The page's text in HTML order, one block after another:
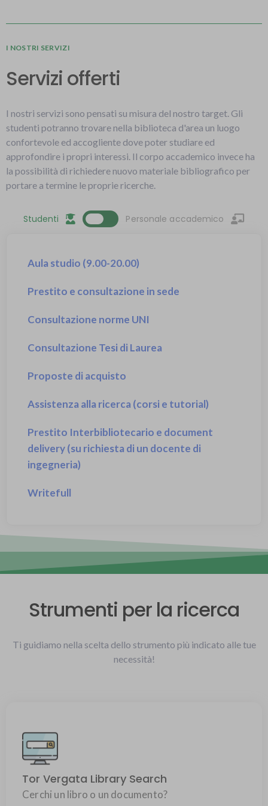
I NOSTRI SERVIZI
Servizi offerti
I nostri servizi sono pensati su misura del nostro target. Gli
studenti potranno trovare nella biblioteca d'area un luogo
confortevole ed accogliente dove poter studiare ed
approfondire i propri interessi. Il corpo accademico invece ha
la possibilità di richiedere nuovo materiale bibliografico per
portare a termine le proprie ricerche.
Studenti Personale accademico
Aula studio (9.00-20.00)
Prestito e consultazione in sede
Consultazione norme UNI
Consultazione Tesi di Laurea
Proposte di acquisto
Assistenza alla ricerca (corsi e tutorial)
Prestito Interbibliotecario e document
delivery (su richiesta di un docente di
ingegneria)
Writefull
Prestito e consultazione in sede
Consultazione norme UNI
Prestito Interbibliotecario e document
Writefull
Strumenti per la ricerca
Ti guidiamo nella scelta dello strumento più indicato alle tue
necessità!
Tor Vergata Library Search
Cerchi un libro o un documento?
Scopri le risorse elettroniche e cartacee dell'Ateneo...